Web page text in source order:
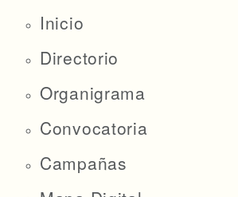
Inicio
Directorio
Organigrama
Convocatoria
Campañas